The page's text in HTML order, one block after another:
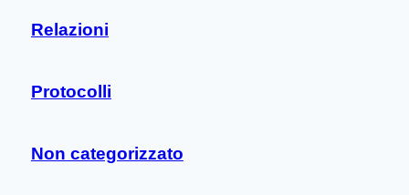
Relazioni
Protocolli
Non categorizzato